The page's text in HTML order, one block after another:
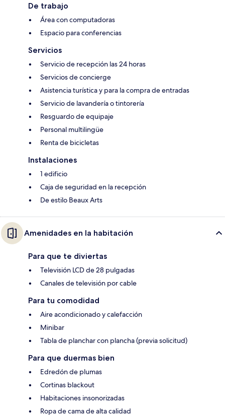
De trabajo
Área con computadoras
Espacio para conferencias
Servicios
Servicio de recepción las 24 horas
Servicios de concierge
Asistencia turística y para la compra de entradas
Servicio de lavandería o tintorería
Resguardo de equipaje
Personal multilingüe
Renta de bicicletas
Instalaciones
1 edificio
Caja de seguridad en la recepción
De estilo Beaux Arts
Amenidades en la habitación
Para que te diviertas
Televisión LCD de 28 pulgadas
Canales de televisión por cable
Para tu comodidad
Aire acondicionado y calefacción
Minibar
Tabla de planchar con plancha (previa solicitud)
Para que duermas bien
Edredón de plumas
Cortinas blackout
Habitaciones insonorizadas
Ropa de cama de alta calidad